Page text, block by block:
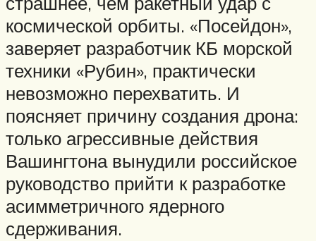
космической орбиты. «Посейдон»,
заверяет разработчик КБ морской
техники «Рубин», практически
невозможно перехватить. И
поясняет причину создания дрона:
только агрессивные действия
Вашингтона вынудили российское
руководство прийти к разработке
асимметричного ядерного
сдерживания.